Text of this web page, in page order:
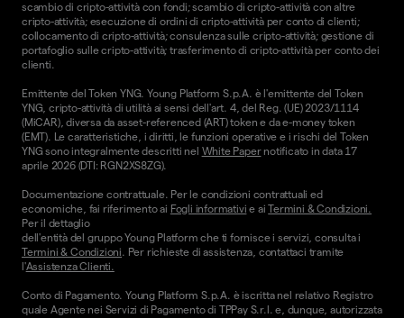
scambio di cripto-attività con fondi; scambio di cripto-attività con altre
cripto-attività; esecuzione di ordini di cripto-attività per conto di clienti;
collocamento di cripto-attività; consulenza sulle cripto-attività; gestione di
portafoglio sulle cripto-attività; trasferimento di cripto-attività per conto dei
clienti.
Emittente del Token YNG. Young Platform S.p.A. è l'emittente del Token
YNG, cripto-attività di utilità ai sensi dell'art. 4, del Reg. (UE) 2023/1114
(MiCAR), diversa da asset-referenced (ART) token e da e-money token
(EMT). Le caratteristiche, i diritti, le funzioni operative e i rischi del Token
YNG sono integralmente descritti nel White Papernotificato in data 17
aprile 2026 (DTI: RGN2XS8ZG).
Documentazione contrattuale. Per le condizioni contrattuali ed
economiche, fai riferimento ai Fogli informativi e aiTermini & Condizioni.
Per il dettaglio
dell'entità del gruppo Young Platform che ti fornisce i servizi, consulta i
Termini & Condizioni. Per richieste di assistenza, contattaci tramite
l'Assistenza Clienti.
Conto di Pagamento. Young Platform S.p.A. è iscritta nel relativo Registro
quale Agente nei Servizi di Pagamento di TPPay S.r.l. e, dunque, autorizzata